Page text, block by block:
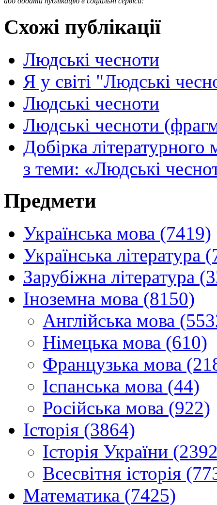
Схожі публікації
Людські чесноти
Я у світі "Людські
Людські чесноти
Людські чесноти
Добірка літературного
з теми: «Людські
Предмети
Українська мова (7419)
Українська література
Зарубіжна література
Іноземна мова (8150)
Англійська мова
Німецька мова (610)
Французька мова
Іспанська мова (44)
Російська мова (922)
Історія (3864)
Історія України
Всесвітня історія
Математика (7425)